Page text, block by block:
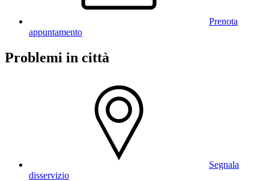
Prenota
appuntamento
Problemi in città
Segnala
disservizio